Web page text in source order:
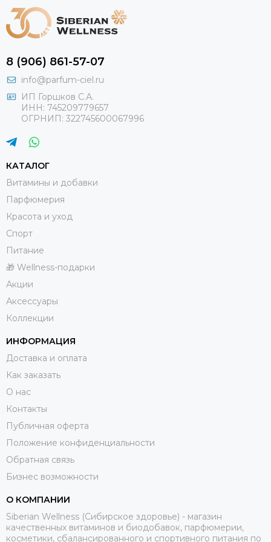
8 (906) 861-57-07
info@parfum-ciel.ru
ИП Горшков С.А.
ИНН: 745209779657
ОГРНИП: 322745600067996
КАТАЛОГ
Витамины и добавки
Парфюмерия
Красота и уход
Спорт
Питание
🎁 Wellness-подарки
Акции
Аксессуары
Коллекции
ИНФОРМАЦИЯ
Доставка и оплата
Как заказать
О нас
Контакты
Публичная оферта
Положение конфиденциальности
Обратная связь
Бизнес возможности
О КОМПАНИИ
Siberian Wellness (Сибирское здоровье) - магазин
качественных витаминов и биодобавок, парфюмерии,
косметики, сбалансированного и спортивного питания по